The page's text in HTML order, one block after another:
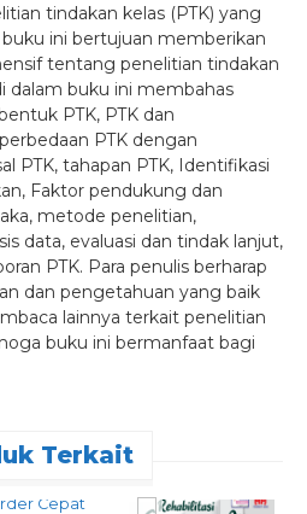
tindakan kelas (PTK) yang
ini bertujuan memberikan
tentang penelitian tindakan
dalam buku ini membahas
PTK, PTK dan
PTK dengan
PTK, tahapan PTK, Identifikasi
Faktor pendukung dan
metode penelitian,
data, evaluasi dan tindak lanjut,
PTK. Para penulis berharap
dan pengetahuan yang baik
lainnya terkait penelitian
buku ini bermanfaat bagi
Terkait
Cepat